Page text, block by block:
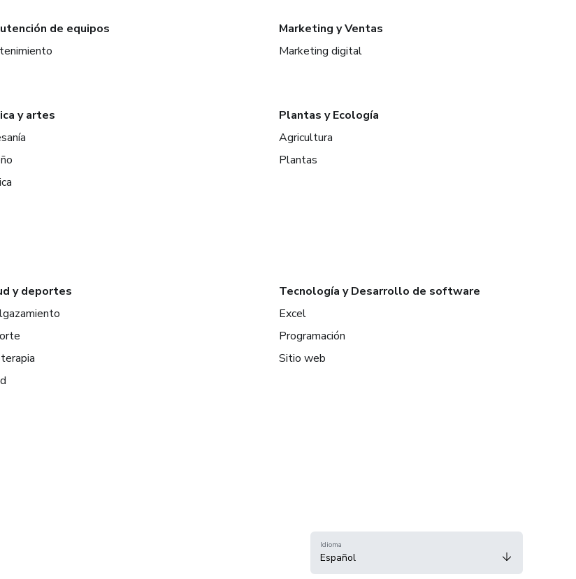
de equipos
Marketing y Ventas
Marketing digital
y artes
Plantas y Ecología
Agricultura
Plantas
y deportes
Tecnología y Desarrollo de software
Excel
Programación
Sitio web
Idioma
Español